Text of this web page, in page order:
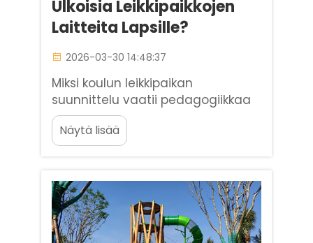
Ulkoisia Leikkipaikkojen
Laitteita Lapsille?
2026-03-30 14:48:37
Miksi koulun leikkipaikan
suunnittelu vaatii pedagogiikkaa
ensisijaisena strategiana? Koulun
leikkipaikan suunnittelu on hyvin
erilaista kuin takapihan
strateginen investointi lapsen
kehitysympäristöön. Baihe
Industrylla on yli 20 vuoden
kokemus ...
Näytä lisää